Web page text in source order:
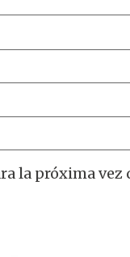
la próxima vez